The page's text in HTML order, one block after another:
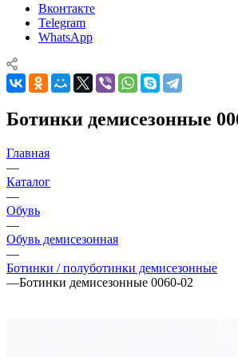
Вконтакте
Telegram
WhatsApp
Ботинки демисезонные
Главная
—
Каталог
—
Обувь
—
Обувь демисезонная
—
Ботинки / полуботинки демисезонные
—Ботинки демисезонные 0060-02